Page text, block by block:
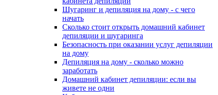
Шугаринг и депиляция на дому - с чего
начать
Сколько стоит открыть домашний кабинет
депиляции и шугаринга
Безопасность при оказании услуг депиляции
на дому
Депиляция на дому - сколько можно
заработать
Домашний кабинет депиляции: если вы
живете не одни